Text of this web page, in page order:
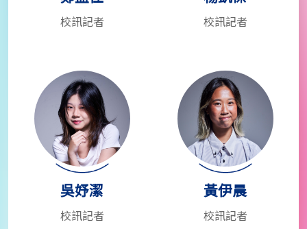
校訊記者 校訊記者
吳妤潔
校訊記者
黃伊晨
校訊記者